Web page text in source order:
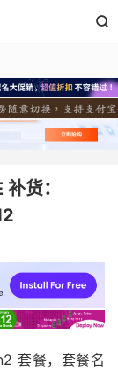

货：
套餐，套餐名